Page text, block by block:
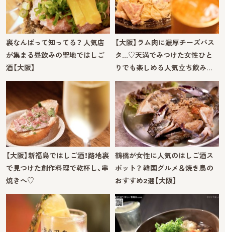
裏なんばって知ってる？ 人気店
が集まる昼飲みの聖地ではしご
酒【大阪】
【大阪】ラム肉に濃厚チーズパス
タ…♡天満でみつけた女性ひと
りでも楽しめる人気立ち飲み…
【大阪】新福島ではしご酒！路地裏
で見つけた創作料理で乾杯し、串
焼きへ♡
鶴橋が女性に人気のはしご酒ス
ポット？ 韓国グルメ＆焼き鳥の
おすすめ2選【大阪】